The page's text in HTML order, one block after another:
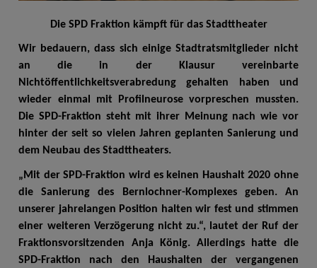
Die SPD Fraktion kämpft für das Stadttheater
Wir bedauern, dass sich einige Stadtratsmitglieder nicht
an die in der Klausur vereinbarte
Nichtöffentlichkeitsverabredung gehalten haben und
wieder einmal mit Profilneurose vorpreschen mussten.
Die SPD-Fraktion steht mit ihrer Meinung nach wie vor
hinter der seit so vielen Jahren geplanten Sanierung und
dem Neubau des Stadttheaters.
„Mit der SPD-Fraktion wird es keinen Haushalt 2020 ohne
die Sanierung des Bernlochner-Komplexes geben. An
unserer jahrelangen Position halten wir fest und stimmen
einer weiteren Verzögerung nicht zu.“, lautet der Ruf der
Fraktionsvorsitzenden Anja König. Allerdings hatte die
SPD-Fraktion nach den Haushalten der vergangenen